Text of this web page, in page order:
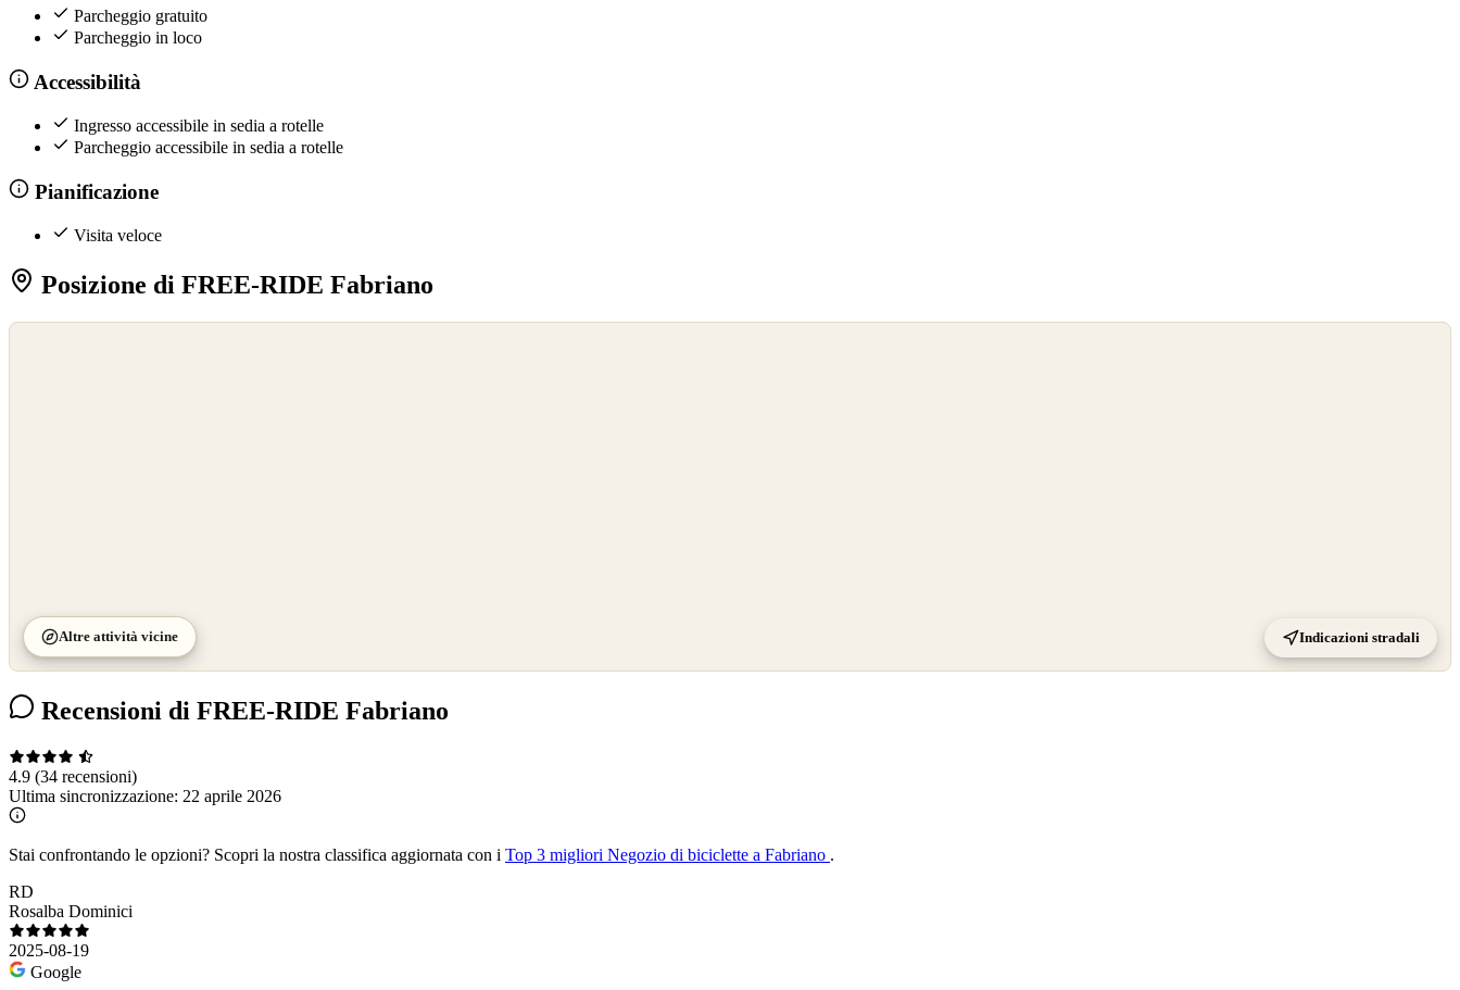
Parcheggio gratuito
Parcheggio in loco
Accessibilità
Ingresso accessibile in sedia a rotelle
Parcheggio accessibile in sedia a rotelle
Pianificazione
Visita veloce
Posizione di FREE-RIDE Fabriano
Altre attività vicine Indicazioni stradali
Recensioni di FREE-RIDE Fabriano
4.9 (34 recensioni)
Ultima sincronizzazione: 22 aprile 2026
Stai confrontando le opzioni? Scopri la nostra classifica aggiornata con i Top 3 migliori Negozio di biciclette a Fabriano .
RD
Rosalba Dominici
2025-08-19
Google